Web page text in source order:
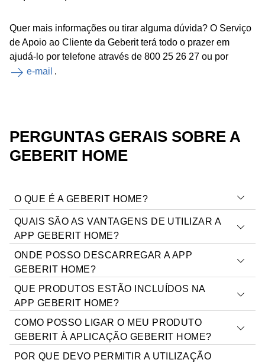
Quer mais informações ou tirar alguma dúvida? O Serviço
de Apoio ao Cliente da Geberit terá todo o prazer em
ajudá-lo por telefone através de 800 25 26 27 ou por
e-mail .
PERGUNTAS GERAIS SOBRE A
GEBERIT HOME
O QUE É A GEBERIT HOME?
Geberit Home é uma app da Geberit para o seu
vários produtos de casa de banho Geberit e ajuda no
seu funcionamento, configuração e manutenção. A
aplicação e os seus recursos são gratuitos.
QUAIS SÃO AS VANTAGENS DE UTILIZAR A
APP GEBERIT HOME?
Operar os seus dispositivos através do seu
smartphone e configurá-los corretamente.
Usar o seu smartphone como comando à distância
da sanita com sistema integrado de lavagem Geberit
AquaClean.
Ler o manual de utilizador no ecrã do seu
smartphone.
ONDE POSSO DESCARREGAR A APP
GEBERIT HOME?
QUE PRODUTOS ESTÃO INCLUÍDOS NA
APP GEBERIT HOME?
Os produtos Geberit atualmente incluídos na Geberit
Home podem ver-se na descrição da aplicação na
COMO POSSO LIGAR O MEU PRODUTO
GEBERIT À APLICAÇÃO GEBERIT HOME?
POR QUE DEVO PERMITIR A UTILIZAÇÃO